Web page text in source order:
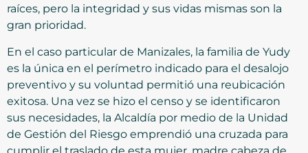
raíces, pero la integridad y sus vidas mismas son la
gran prioridad.
En el caso particular de Manizales, la familia de Yudy
es la única en el perímetro indicado para el desalojo
preventivo y su voluntad permitió una reubicación
exitosa. Una vez se hizo el censo y se identificaron
sus necesidades, la Alcaldía por medio de la Unidad
de Gestión del Riesgo emprendió una cruzada para